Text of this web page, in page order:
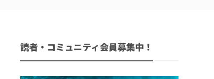
読者・コミュニティ会員募集中！